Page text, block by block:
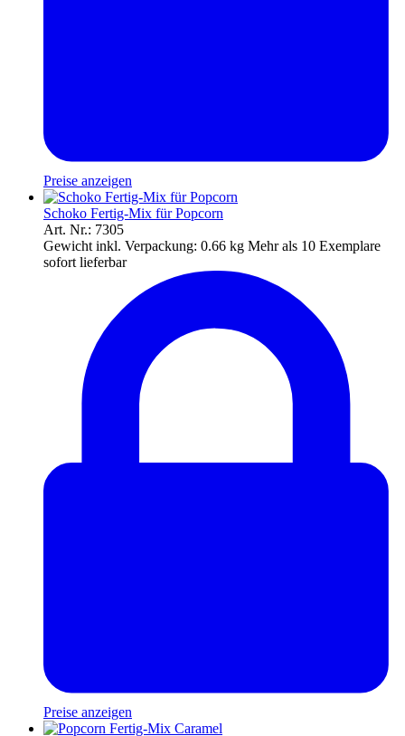
Preise anzeigen
Schoko Fertig-Mix für Popcorn
Art. Nr.: 7305
Gewicht inkl. Verpackung: 0.66 kg Mehr als 10 Exemplare
sofort lieferbar
Preise anzeigen